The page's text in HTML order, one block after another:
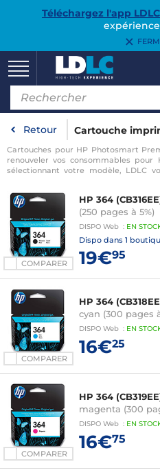
Téléchargez l'app LDLC
Retour
Cartouches pour HP Photosmart
renouveler vos consommables
sélectionnant votre modèle, LDLC
Premium eAiO.
COMPARER
HP 364
(250 pages à 5%)
DISPO Web : EN
Dispo dans 1
19€95
COMPARER
HP 364
cyan (300 pages
DISPO Web : EN
16€25
COMPARER
HP 364
magenta (300
DISPO Web : EN
16€75